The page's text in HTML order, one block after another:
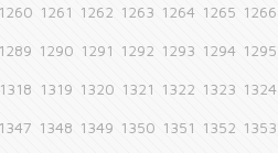
1260 1261 1262 1263 1264 1265 1266
1289 1290 1291 1292 1293 1294 1295
1318 1319 1320 1321 1322 1323 1324
1347 1348 1349 1350 1351 1352 1353